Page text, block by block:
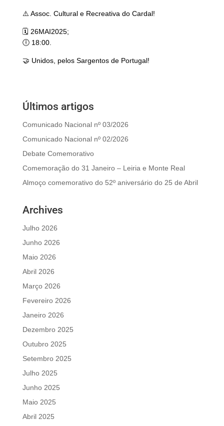
⚠️ Assoc. Cultural e Recreativa do Cardal!
🗓 26MAI2025;
🕕 18:00.
🤝 Unidos, pelos Sargentos de Portugal!
Últimos artigos
Comunicado Nacional nº 03/2026
Comunicado Nacional nº 02/2026
Debate Comemorativo
Comemoração do 31 Janeiro – Leiria e Monte Real
Almoço comemorativo do 52º aniversário do 25 de Abril
Archives
Julho 2026
Junho 2026
Maio 2026
Abril 2026
Março 2026
Fevereiro 2026
Janeiro 2026
Dezembro 2025
Outubro 2025
Setembro 2025
Julho 2025
Junho 2025
Maio 2025
Abril 2025